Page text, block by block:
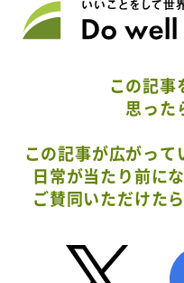
この記事
思った
この記事が広がっ
日常が当たり前に
ご賛同いただけた